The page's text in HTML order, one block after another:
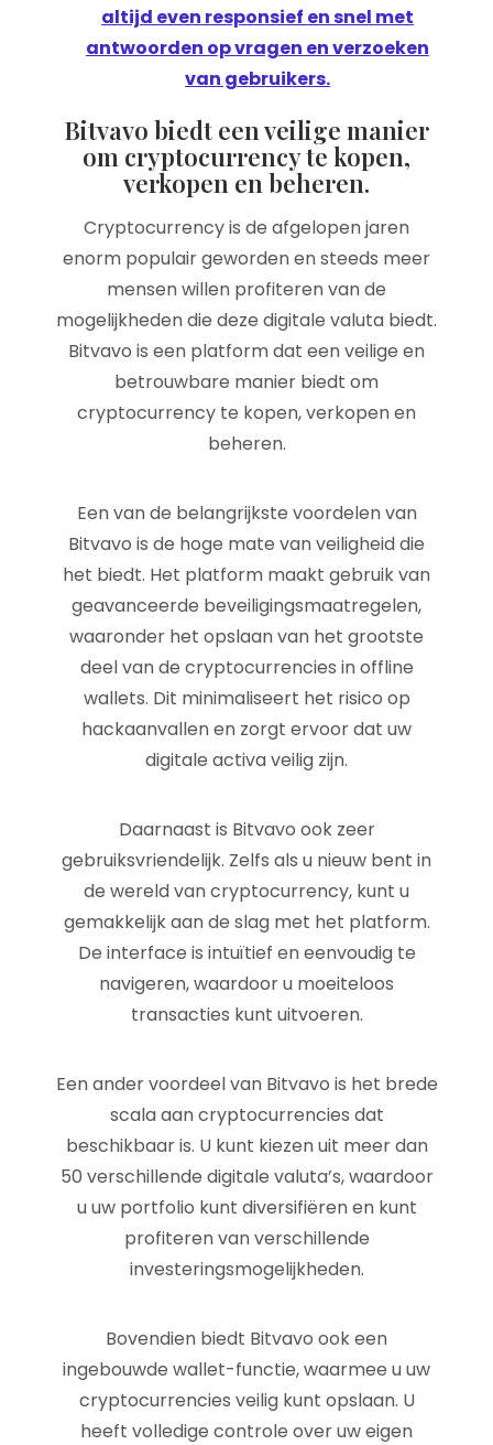
altijd even responsief en snel met
antwoorden op vragen en verzoeken
van gebruikers.
Bitvavo biedt een veilige manier
om cryptocurrency te kopen,
verkopen en beheren.
Cryptocurrency is de afgelopen jaren
enorm populair geworden en steeds meer
mensen willen profiteren van de
mogelijkheden die deze digitale valuta biedt.
Bitvavo is een platform dat een veilige en
betrouwbare manier biedt om
cryptocurrency te kopen, verkopen en
beheren.
Een van de belangrijkste voordelen van
Bitvavo is de hoge mate van veiligheid die
het biedt. Het platform maakt gebruik van
geavanceerde beveiligingsmaatregelen,
waaronder het opslaan van het grootste
deel van de cryptocurrencies in offline
wallets. Dit minimaliseert het risico op
hackaanvallen en zorgt ervoor dat uw
digitale activa veilig zijn.
Daarnaast is Bitvavo ook zeer
gebruiksvriendelijk. Zelfs als u nieuw bent in
de wereld van cryptocurrency, kunt u
gemakkelijk aan de slag met het platform.
De interface is intuïtief en eenvoudig te
navigeren, waardoor u moeiteloos
transacties kunt uitvoeren.
Een ander voordeel van Bitvavo is het brede
scala aan cryptocurrencies dat
beschikbaar is. U kunt kiezen uit meer dan
50 verschillende digitale valuta’s, waardoor
u uw portfolio kunt diversifiëren en kunt
profiteren van verschillende
investeringsmogelijkheden.
Bovendien biedt Bitvavo ook een
ingebouwde wallet-functie, waarmee u uw
cryptocurrencies veilig kunt opslaan. U
heeft volledige controle over uw eigen